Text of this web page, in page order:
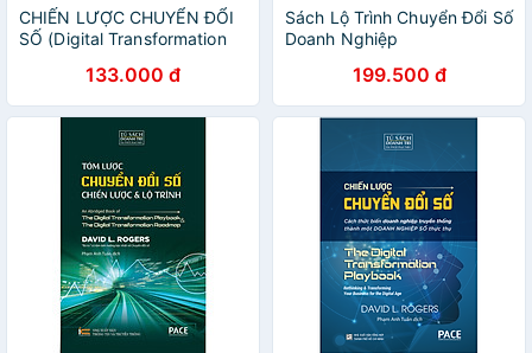
CHIẾN LƯỢC CHUYỂN ĐỔI
SỐ (Digital Transformation
- Phạm Anh Tuấn dịch
133.000 đ
Sách Lộ Trình Chuyển Đổi Số
Doanh Nghiệp
199.500 đ